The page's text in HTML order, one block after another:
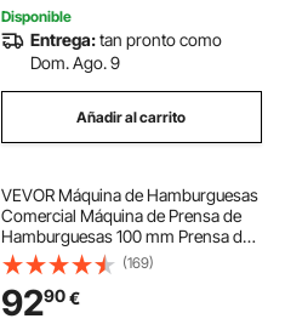
Disponible
Entrega:tan pronto como
Dom. Ago. 9
Añadir al carrito
VEVOR Máquina de Hamburguesas
Comercial Máquina de Prensa de
Hamburguesas 100 mm Prensa de
Hamburguesas de Acero Inoxidable
para Formar Carne 1000 PCS de
Papel para Hamburguesas Prensa
de Hamburguesas
(169)
9290€